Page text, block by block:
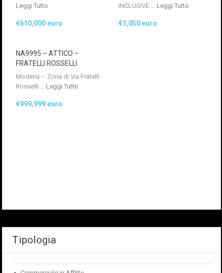
Leggi Tutto
€610,000 euro
INCLUSIVE.… Leggi Tutto
€1,050 euro
NA9995 – ATTICO –
FRATELLI ROSSELLI
Modena – Zona di Via Fratelli
Rosselli … Leggi Tutto
€999,999 euro
Tipologia